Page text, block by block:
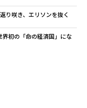
り咲き、エリソンを抜く
初の「命の経済国」にな